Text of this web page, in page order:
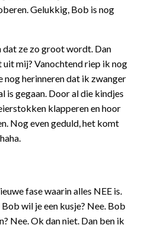
Gelukkig, Bob is nog
dat ze zo groot wordt. Dan
mij? Vanochtend riep ik nog
nog herinneren dat ik zwanger
is gegaan. Door al die kindjes
klapperen en hoor
Nog even geduld, het komt
fase waarin alles NEE is.
wil je een kusje? Nee. Bob
Nee. Ok dan niet. Dan ben ik